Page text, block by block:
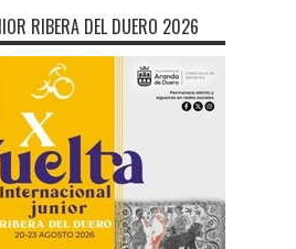
RIBERA DEL DUERO 2026